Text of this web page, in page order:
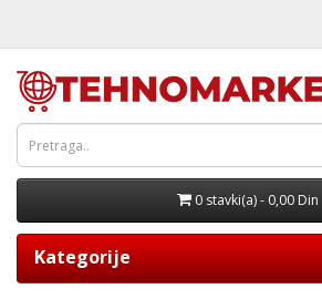
0 stavki(a) - 0,00 Din
Kategorije